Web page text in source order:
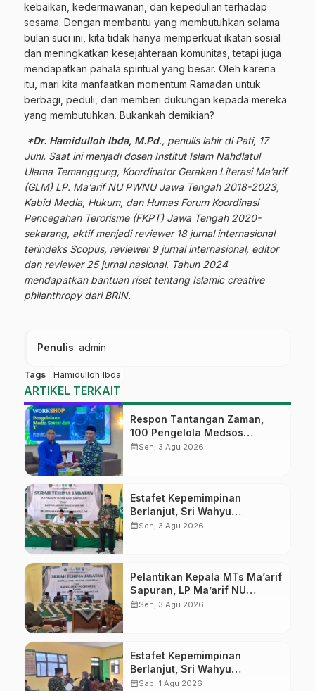
kebaikan, kedermawanan, dan kepedulian terhadap
sesama. Dengan membantu yang membutuhkan selama
bulan suci ini, kita tidak hanya memperkuat ikatan sosial
dan meningkatkan kesejahteraan komunitas, tetapi juga
mendapatkan pahala spiritual yang besar. Oleh karena
itu, mari kita manfaatkan momentum Ramadan untuk
berbagi, peduli, dan memberi dukungan kepada mereka
yang membutuhkan. Bukankah demikian?
*Dr. Hamidulloh Ibda, M.Pd., penulis lahir di Pati, 17
Juni. Saat ini menjadi dosen Institut Islam Nahdlatul
Ulama Temanggung, Koordinator Gerakan Literasi Ma’arif
(GLM) LP. Ma’arif NU PWNU Jawa Tengah 2018-2023,
Kabid Media, Hukum, dan Humas Forum Koordinasi
Pencegahan Terorisme (FKPT) Jawa Tengah 2020-
sekarang, aktif menjadi reviewer 18 jurnal internasional
terindeks Scopus, reviewer 9 jurnal internasional, editor
dan reviewer 25 jurnal nasional. Tahun 2024
mendapatkan bantuan riset tentang Islamic creative
philanthropy dari BRIN.
Penulis: admin
Tags Hamidulloh Ibda
ARTIKEL TERKAIT
Respon Tantangan Zaman,
100 Pengelola Medsos
Sekolah Ma’arif Pekalongan
calendar_monthSen, 3 Agu 2026
Estafet Kepemimpinan
Berlanjut, Sri Wahyu
Susilowati Resmi Pimpin MTs
calendar_monthSen, 3 Agu 2026
Pelantikan Kepala MTs Ma’arif
Sapuran, LP Ma’arif NU
Wonosobo Tekankan Lima
calendar_monthSen, 3 Agu 2026
Estafet Kepemimpinan
Berlanjut, Sri Wahyu
Susilowati Resmi Pimpin MTs
calendar_monthSab, 1 Agu 2026